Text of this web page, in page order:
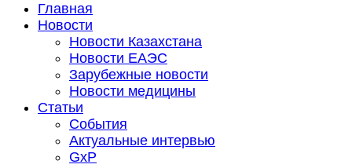
Главная
Новости
Новости Казахстана
Новости ЕАЭС
Зарубежные новости
Новости медицины
Статьи
События
Актуальные интервью
GxP